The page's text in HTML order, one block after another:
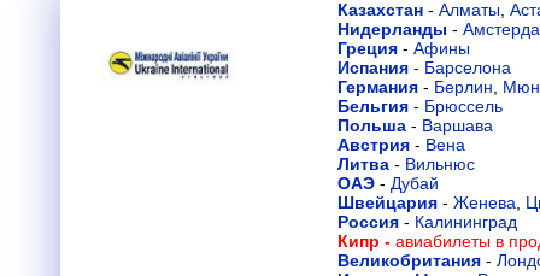
Казахстан - Алматы
Нидерланды -
Греция - Афины
Испания - Барселона
Германия - Берлин
Бельгия - Брюссель
Польша - Варшава
Австрия - Вена
Литва - Вильнюс
ОАЭ - Дубай
Швейцария - Женева
Россия - Калининград
Кипр - авиабилеты в
Великобритания -